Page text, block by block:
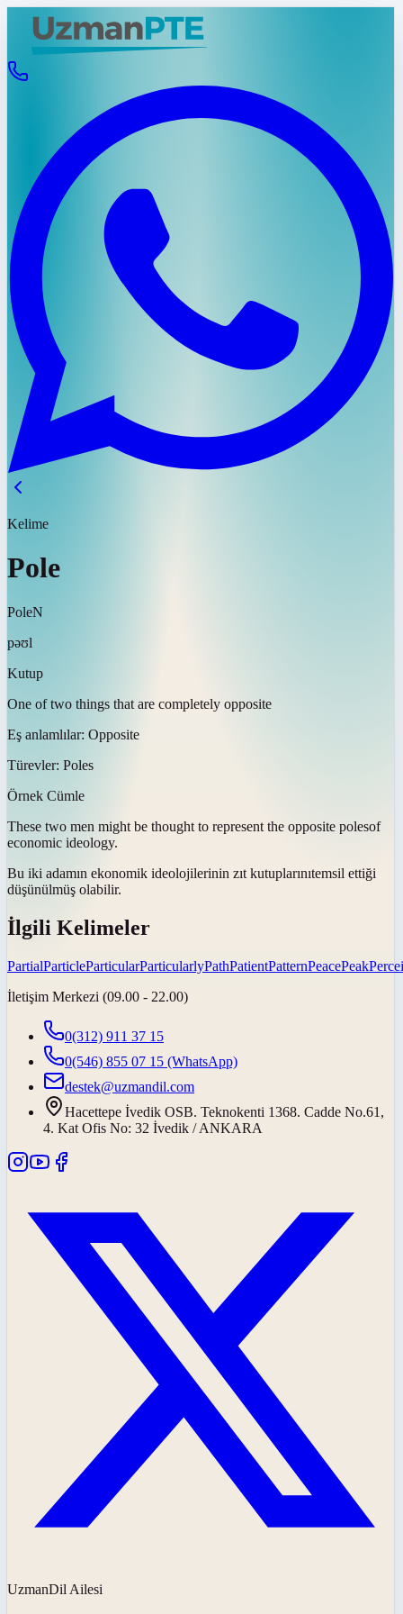
Kelime
Pole
PoleN
pəʊl
Kutup
One of two things that are completely opposite
Eş anlamlılar: Opposite
Türevler: Poles
Örnek Cümle
These two men might be thought to represent the opposite polesof
economic ideology.
Bu iki adamın ekonomik ideolojilerinin zıt kutuplarınıtemsil ettiği
düşünülmüş olabilir.
İlgili Kelimeler
PartialParticleParticularParticularlyPathPatientPatternPeacePeak
İletişim Merkezi (09.00 - 22.00)
0(312) 911 37 15
0(546) 855 07 15 (WhatsApp)
destek@uzmandil.com
Hacettepe İvedik OSB. Teknokenti 1368. Cadde No.61,
4. Kat Ofis No: 32 İvedik / ANKARA
UzmanDil Ailesi